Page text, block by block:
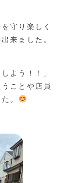
守り楽しく
来ました。
よう！！」
ことや店員
。